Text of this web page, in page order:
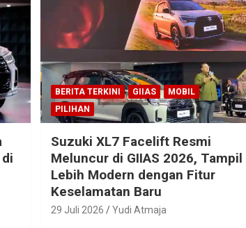
BERITA TERKINI GIIAS
MOBIL
PILIHAN
Suzuki XL7 Facelift Resmi
Meluncur di GIIAS 2026, Tampil
Lebih Modern dengan Fitur
Keselamatan Baru
29 Juli 2026 Yudi Atmaja